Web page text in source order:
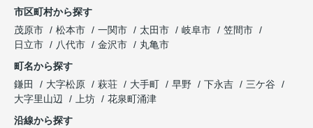
市区町村から探す
茂原市
松本市 一関市 太田市 岐阜市
笠間市
日立市
八代市 金沢市
丸亀市
町名から探す
鎌田
大字松原 萩荘 大手町 早野 下永吉
三ケ谷
大字里山辺
上坊
花泉町涌津
沿線から探す